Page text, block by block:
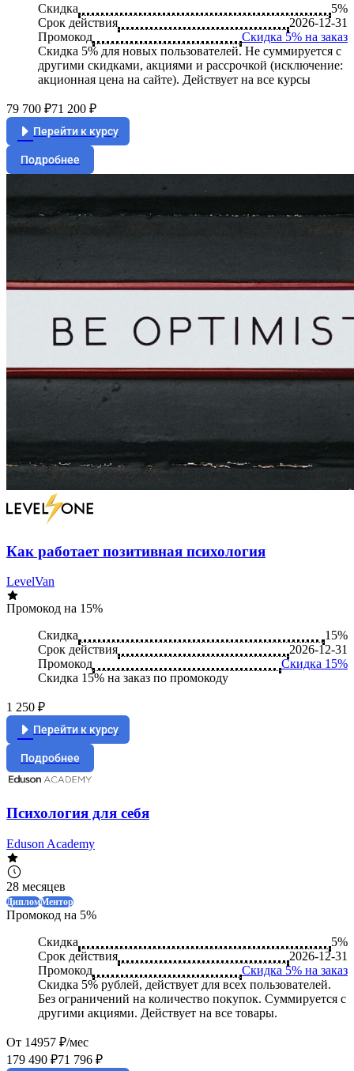
Скидка
5%
Срок действия
2026-12-31
Промокод
Скидка 5% на заказ
Скидка 5% для новых пользователей. Не суммируется c
другими скидками, акциями и рассрочкой (исключение:
акционная цена на сайте). Действует на все курсы
79 700 ₽71 200 ₽
Перейти к курсу
Подробнее
Как работает позитивная психология
LevelVan
Промокод на 15%
Скидка
15%
Срок действия
2026-12-31
Промокод
Скидка 15%
Скидка 15% на заказ по промокоду
1 250 ₽
Перейти к курсу
Подробнее
Психология для себя
Eduson Academy
28 месяцев
ДипломМентор
Промокод на 5%
Скидка
5%
Срок действия
2026-12-31
Промокод
Скидка 5% на заказ
Скидка 5% рублей, действует для всех пользователей.
Без ограничений на количество покупок. Суммируется с
другими акциями. Действует на все товары.
От 14957 ₽/мес
179 490 ₽71 796 ₽